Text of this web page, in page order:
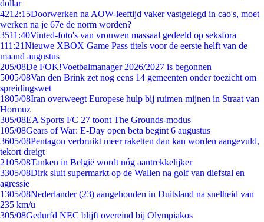
dollar
4212:15Doorwerken na AOW-leeftijd vaker vastgelegd in cao's, moet
werken na je 67e de norm worden?
3511:40Vinted-foto's van vrouwen massaal gedeeld op seksfora
111:21Nieuwe XBOX Game Pass titels voor de eerste helft van de
maand augustus
205/08De FOK!Voetbalmanager 2026/2027 is begonnen
5005/08Van den Brink zet nog eens 14 gemeenten onder toezicht om
spreidingswet
1805/08Iran overweegt Europese hulp bij ruimen mijnen in Straat van
Hormuz
305/08EA Sports FC 27 toont The Grounds-modus
105/08Gears of War: E-Day open beta begint 6 augustus
3605/08Pentagon verbruikt meer raketten dan kan worden aangevuld,
tekort dreigt
2105/08Tanken in België wordt nóg aantrekkelijker
3305/08Dirk sluit supermarkt op de Wallen na golf van diefstal en
agressie
1305/08Nederlander (23) aangehouden in Duitsland na snelheid van
235 km/u
305/08Gedurfd NEC blijft overeind bij Olympiakos